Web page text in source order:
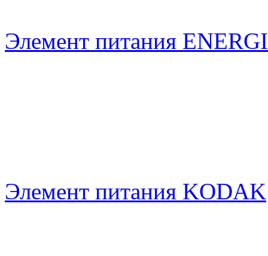
Элемент питания
Элемент питания KODAK